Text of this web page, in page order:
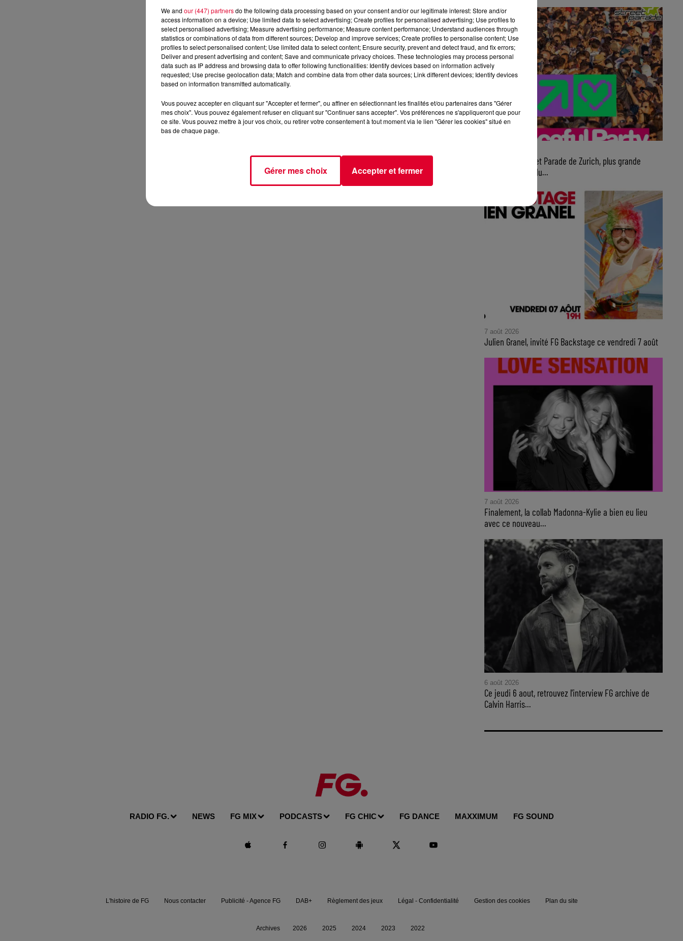
Ce samedi, Street Parade de Zurich, plus grande
parade électro du...
7 août 2026
Julien Granel, invité FG Backstage ce vendredi 7 août
7 août 2026
Finalement, la collab Madonna-Kylie a bien eu lieu
avec ce nouveau...
6 août 2026
Ce jeudi 6 aout, retrouvez l'interview FG archive de
Calvin Harris...
RADIO FG. NEWS FG MIX PODCASTS FG CHIC FG DANCE MAXXIMUM FG SOUND
L'histoire de FG Nous contacter Publicité - Agence FG DAB+ Règlement des jeux Légal - Confidentialité Gestion des cookies Plan du site
Archives 2026 2025 2024 2023 2022
We and our (447) partnersdo the following data processing based on your consent and/or our legitimate interest: Store and/or
access information on a device; Use limited data to select advertising; Create profiles for personalised advertising; Use profiles to
select personalised advertising; Measure advertising performance; Measure content performance; Understand audiences through
statistics or combinations of data from different sources; Develop and improve services; Create profiles to personalise content; Use
profiles to select personalised content; Use limited data to select content; Ensure security, prevent and detect fraud, and fix errors;
Deliver and present advertising and content; Save and communicate privacy choices. These technologies may process personal
data such as IP address and browsing data to offer following functionalities: Identify devices based on information actively
requested; Use precise geolocation data; Match and combine data from other data sources; Link different devices; Identify devices
based on information transmitted automatically.
Vous pouvez accepter en cliquant sur "Accepter et fermer", ou affiner en sélectionnant les finalités et/ou partenaires dans "Gérer
mes choix". Vous pouvez également refuser en cliquant sur "Continuer sans accepter". Vos préférences ne s'appliqueront que pour
ce site. Vous pouvez mettre à jour vos choix, ou retirer votre consentement à tout moment via le lien "Gérer les cookies" situé en
bas de chaque page.
Gérer mes choix Accepter et fermer